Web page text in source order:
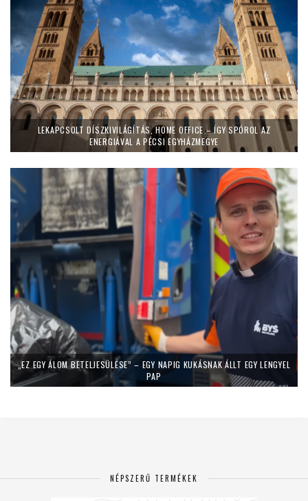
LEKAPCSOLT DÍSZKIVILÁGÍTÁS, HOME OFFICE – ÍGY SPÓROL AZ
ENERGIÁVAL A PÉCSI EGYHÁZMEGYE
„EZ EGY ÁLOM BETELJESÜLÉSE” – EGY NAPIG KUKÁSNAK ÁLLT EGY LENGYEL
PAP
NÉPSZERŰ TERMÉKEK